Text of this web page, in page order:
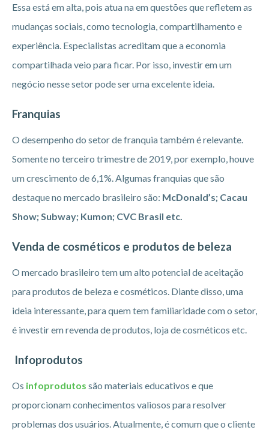
Essa está em alta, pois atua na em questões que refletem as
mudanças sociais, como tecnologia, compartilhamento e
experiência. Especialistas acreditam que a economia
compartilhada veio para ficar. Por isso, investir em um
negócio nesse setor pode ser uma excelente ideia.
Franquias
O desempenho do setor de franquia também é relevante.
Somente no terceiro trimestre de 2019, por exemplo, houve
um crescimento de 6,1%. Algumas franquias que são
destaque no mercado brasileiro são: McDonald’s; Cacau
Show; Subway; Kumon; CVC Brasil etc.
Venda de cosméticos e produtos de beleza
O mercado brasileiro tem um alto potencial de aceitação
para produtos de beleza e cosméticos. Diante disso, uma
ideia interessante, para quem tem familiaridade com o setor,
é investir em revenda de produtos, loja de cosméticos etc.
Infoprodutos
Os infoprodutos são materiais educativos e que
proporcionam conhecimentos valiosos para resolver
problemas dos usuários. Atualmente, é comum que o cliente